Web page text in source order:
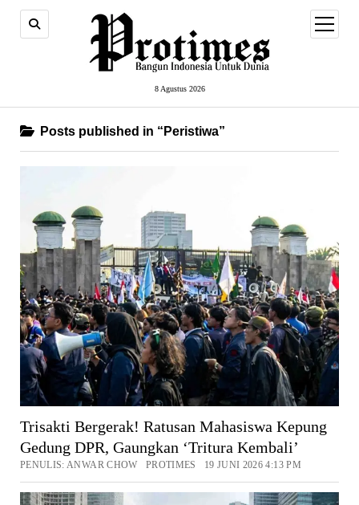
8 Agustus 2026
open
menu
Posts published in “Peristiwa”
Trisakti Bergerak! Ratusan Mahasiswa Kepung
Gedung DPR, Gaungkan ‘Tritura Kembali’
PENULIS: ANWAR CHOW PROTIMES 19 JUNI 2026 4:13 PM